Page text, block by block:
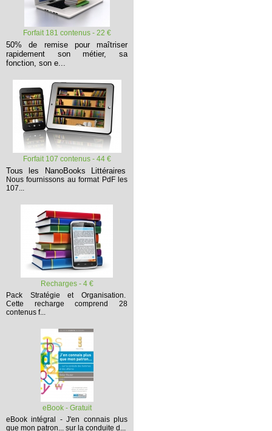
Forfait 181 contenus - 22 €
50% de remise pour maîtriser
rapidement son métier, sa
fonction, son e...
Forfait 107 contenus - 44 €
Tous les NanoBooks Littéraires
Nous fournissons au format PdF les
107...
Recharges - 4 €
Pack Stratégie et Organisation.
Cette recharge comprend 28
contenus f...
eBook - Gratuit
eBook intégral - J'en connais plus
que mon patron... sur la conduite d...